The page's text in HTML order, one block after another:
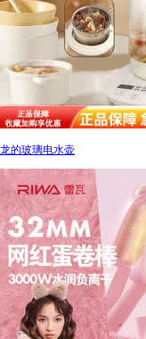
龙的玻璃电水壶